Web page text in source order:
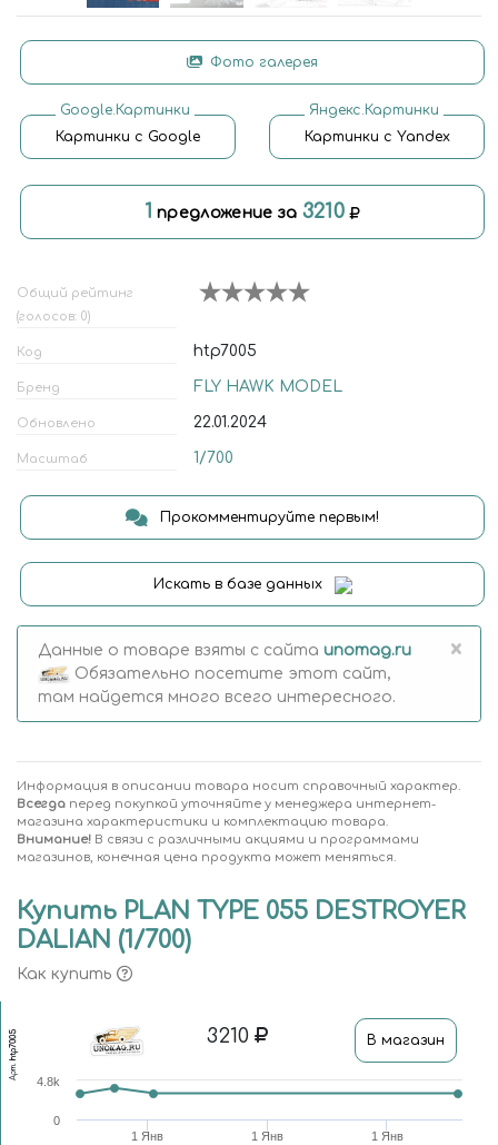
Фото галерея
Google.Картинки
Картинки с Google
Яндекс.Картинки
Картинки с Yandex
1 предложение за 3210
Общий рейтинг
(голосов: 0)
Код htp7005
Бренд FLY HAWK MODEL
Обновлено 22.01.2024
Масштаб 1/700
Прокомментируйте первым!
Искать в базе данных
Данные о товаре взяты с сайта unomag.ru
Обязательно посетите этот сайт,
там найдется много всего интересного.
×
Информация в описании товара носит справочный характер.
Всегда перед покупкой уточняйте у менеджера интернет-
магазина характеристики и комплектацию товара.
Внимание! В связи с различными акциями и программами
магазинов, конечная цена продукта может меняться.
Купить PLAN TYPE 055 DESTROYER
DALIAN (1/700)
Как купить
Арт.
htp7005 3210 В магазин
1 Янв 1 Янв 1 Янв
0
4.8k